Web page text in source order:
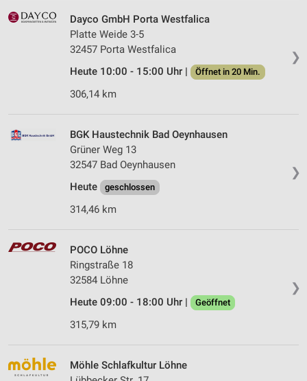
❯
Dayco GmbH Porta Westfalica
Platte Weide 3-5
32457 Porta Westfalica
Heute 10:00 - 15:00 Uhr |
Öffnet in 20 Min.
306,14 km
❯
BGK Haustechnik Bad Oeynhausen
Grüner Weg 13
32547 Bad Oeynhausen
Heute
geschlossen
314,46 km
❯
POCO Löhne
Ringstraße 18
32584 Löhne
Heute 09:00 - 18:00 Uhr |
Geöffnet
315,79 km
Möhle Schlafkultur Löhne